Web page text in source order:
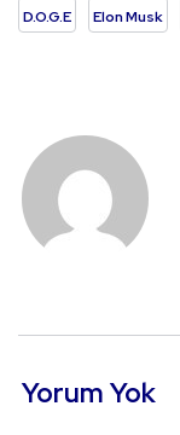
D.O.G.E Elon Musk
Yorum Yok